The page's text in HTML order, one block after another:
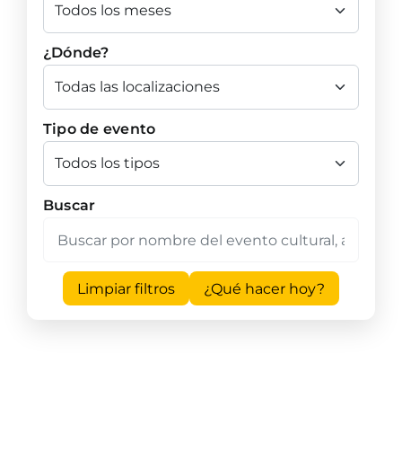
¿Dónde?
Tipo de evento
Buscar
Limpiar filtros ¿Qué hacer hoy?